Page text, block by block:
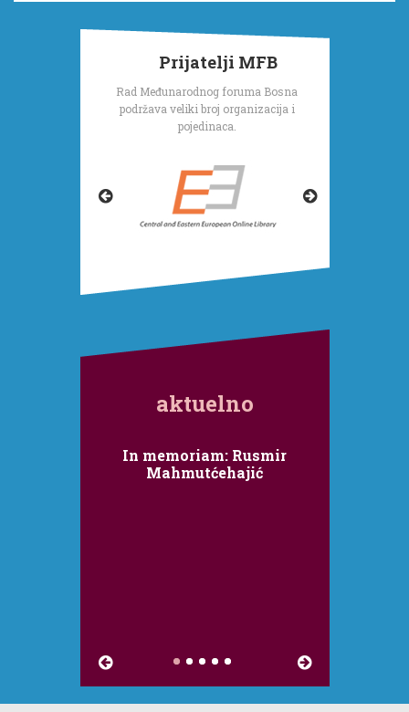
Prijatelji MFB
Rad Međunarodnog foruma Bosna
podržava veliki broj organizacija i
pojedinaca.
aktuelno
In memoriam: Rusmir
Mahmutćehajić